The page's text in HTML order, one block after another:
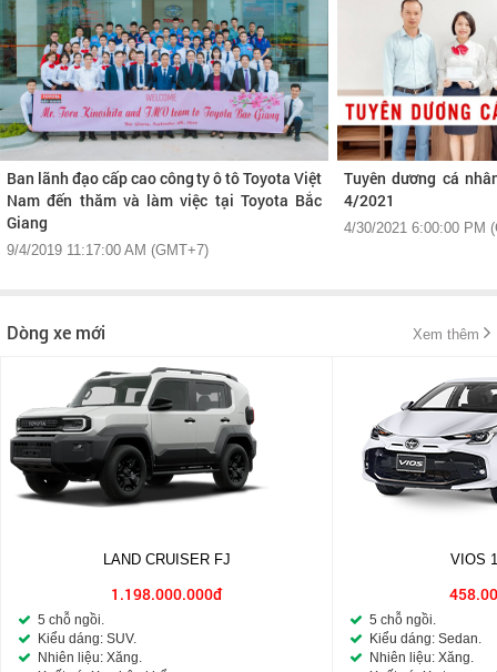
Ban lãnh đạo cấp cao công ty ô tô Toyota Việt
Nam đến thăm và làm việc tại Toyota Bắc
Giang
9/4/2019 11:17:00 AM (GMT+7)
Tuyên dương cá
4/2021
4/30/2021 6:00:00 PM
Dòng xe mới Xem thêm
LAND CRUISER FJ
1.198.000.000đ
5 chỗ ngồi.
Kiểu dáng: SUV.
Nhiên liệu: Xăng.
VIOS
5 chỗ ngồi.
Kiểu dáng: Sedan.
Nhiên liệu: Xăng.